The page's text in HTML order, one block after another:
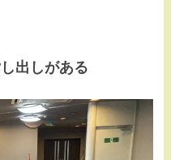
出しがある